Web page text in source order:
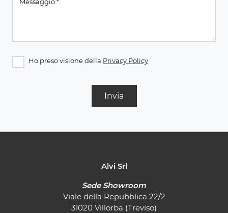
Ho preso visione della Privacy Policy
Invia
Alvi Srl
Sede Showroom
Viale della Repubblica 22/2
31020 Villorba (Treviso)